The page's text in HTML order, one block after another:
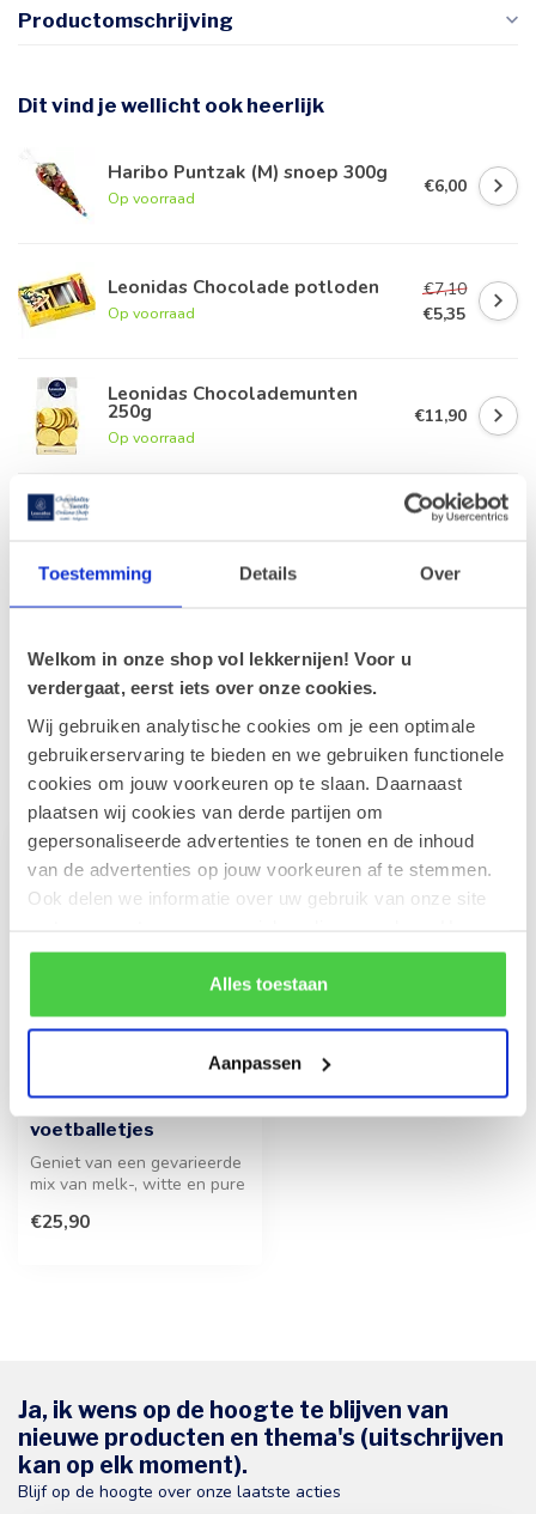
Toestemming Details Over
Welkom in onze shop vol lekkernijen! Voor u
verdergaat, eerst iets over onze cookies.
Wij gebruiken analytische cookies om je een optimale
gebruikerservaring te bieden en we gebruiken functionele
cookies om jouw voorkeuren op te slaan. Daarnaast
plaatsen wij cookies van derde partijen om
gepersonaliseerde advertenties te tonen en de inhoud
van de advertenties op jouw voorkeuren af te stemmen.
Ook delen we informatie over uw gebruik van onze site
rekening mee dat als je bepaalde cookies blokkeert, het
de correcte werking van de website kan verstoren.
Alles toestaan
Aanpassen
Productomschrijving
Dit vind je wellicht ook heerlijk
Haribo Puntzak (M) snoep 300g
Op voorraad
€6,00
Leonidas Chocolade potloden
Op voorraad
€7,10
€5,35
Leonidas Chocolademunten
250g
Op voorraad
€11,90
€8,50
Op voorraad
Recent bekeken
LEONIDAS
voetballetjes
Geniet van een gevarieerde
mix van melk-, witte en pure
€25,90
Ja, ik wens op de hoogte te blijven van
nieuwe producten en thema's (uitschrijven
kan op elk moment).
Blijf op de hoogte over onze laatste acties